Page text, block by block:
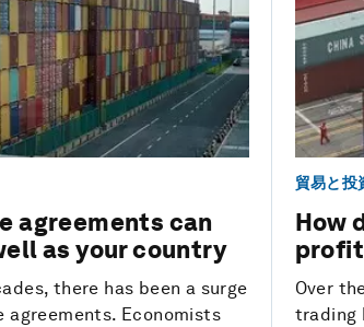
agreements can
as your country
there has been a surge
agreements. Economists
貿易と投
How
Over
trading